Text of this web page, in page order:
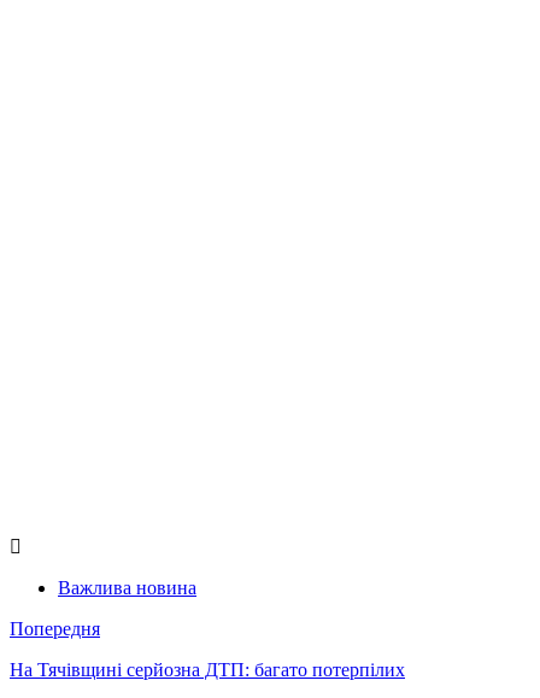
Важлива новина
Попередня
На Тячівщині серйозна ДТП: багато потерпілих